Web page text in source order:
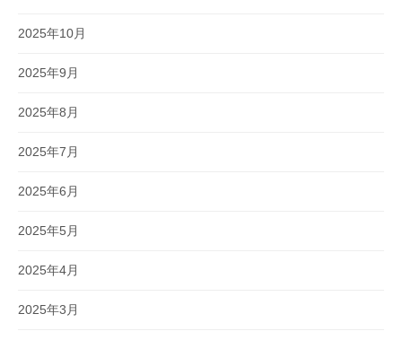
2025年10月
2025年9月
2025年8月
2025年7月
2025年6月
2025年5月
2025年4月
2025年3月